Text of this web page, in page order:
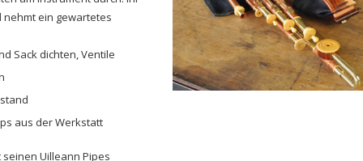
nehmt ein gewartetes
Sack dichten, Ventile
aus der Werkstatt
Uilleann Pipes